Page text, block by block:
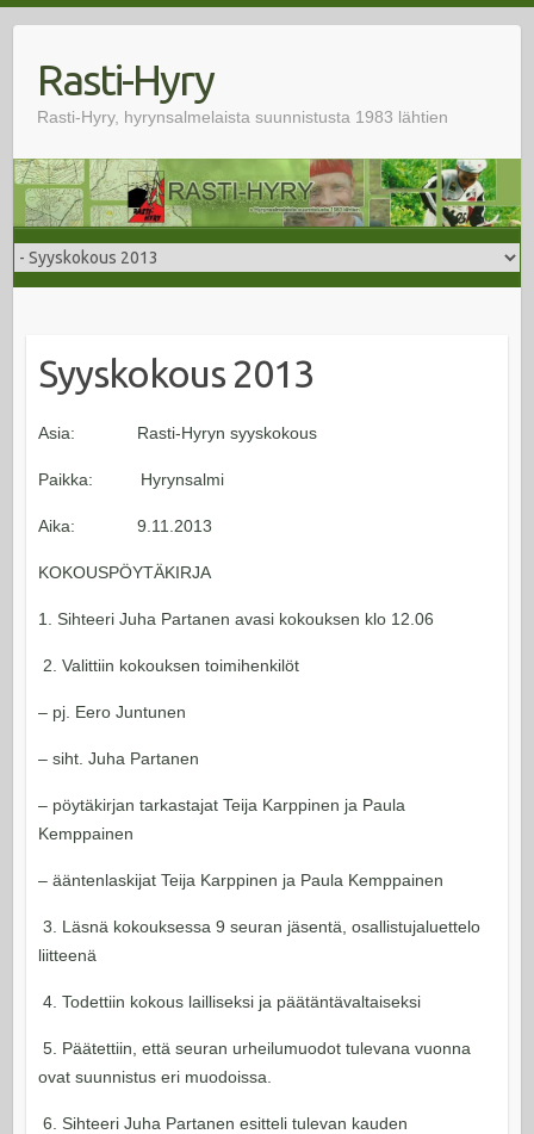
contentRasti-Hyry
Rasti-Hyry, hyrynsalmelaista suunnistusta 1983 lähtien
Syyskokous 2013
Asia: Rasti-Hyryn syyskokous
Paikka: Hyrynsalmi
Aika: 9.11.2013
KOKOUSPÖYTÄKIRJA
1. Sihteeri Juha Partanen avasi kokouksen klo 12.06
2. Valittiin kokouksen toimihenkilöt
– pj. Eero Juntunen
– siht. Juha Partanen
– pöytäkirjan tarkastajat Teija Karppinen ja Paula
Kemppainen
– ääntenlaskijat Teija Karppinen ja Paula Kemppainen
3. Läsnä kokouksessa 9 seuran jäsentä, osallistujaluettelo
liitteenä
4. Todettiin kokous lailliseksi ja päätäntävaltaiseksi
5. Päätettiin, että seuran urheilumuodot tulevana vuonna
ovat suunnistus eri muodoissa.
6. Sihteeri Juha Partanen esitteli tulevan kauden